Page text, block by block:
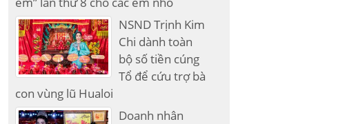
NSND Trịnh Kim
Chi dành toàn
bộ số tiền cúng
Tổ để cứu trợ bà
con vùng lũ Hualoi
Doanh nhân